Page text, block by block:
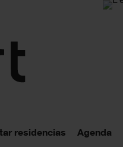
residencias Agenda